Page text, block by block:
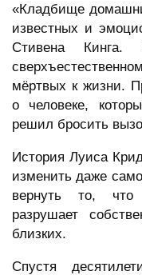
«Кладбище
известных и
Стивена
мёртвых к жизни.
о человеке,
решил бросить
История Луиса
изменить даже
вернуть то, что
разрушает
близких.
Спустя